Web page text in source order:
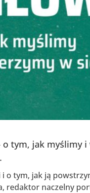
o tym, jak myślimy
o tym, jak ją
redaktor naczelny